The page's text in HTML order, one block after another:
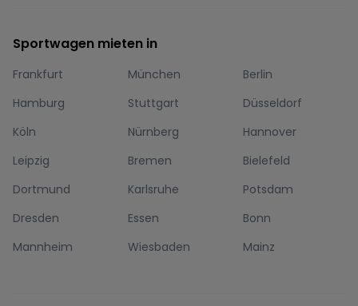
Sportwagen mieten in
Frankfurt München
Berlin
Hamburg
Stuttgart
Düsseldorf
Köln
Nürnberg
Hannover
Leipzig
Bremen
Bielefeld
Dortmund
Karlsruhe
Potsdam
Dresden
Essen
Bonn
Mannheim
Wiesbaden Mainz